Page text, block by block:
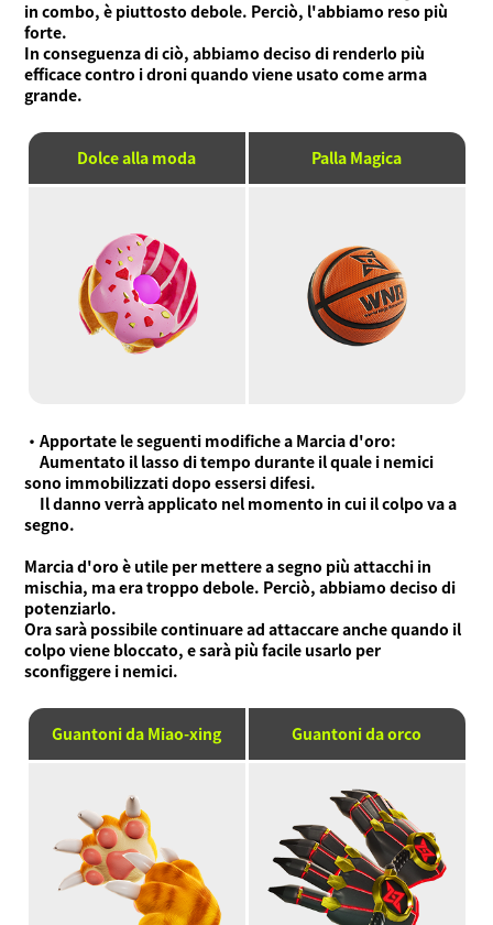
in combo, è piuttosto debole. Perciò, l'abbiamo reso più
forte.
In conseguenza di ciò, abbiamo deciso di renderlo più
efficace contro i droni quando viene usato come arma
grande.
Dolce alla moda Palla Magica
・Apportate le seguenti modifiche a Marcia d'oro:
Aumentato il lasso di tempo durante il quale i nemici
sono immobilizzati dopo essersi difesi.
Il danno verrà applicato nel momento in cui il colpo va a
segno.
Marcia d'oro è utile per mettere a segno più attacchi in
mischia, ma era troppo debole. Perciò, abbiamo deciso di
potenziarlo.
Ora sarà possibile continuare ad attaccare anche quando il
colpo viene bloccato, e sarà più facile usarlo per
sconfiggere i nemici.
Guantoni da Miao-xing Guantoni da orco